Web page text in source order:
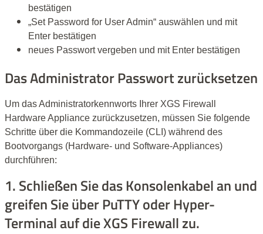
bestätigen
„Set Password for User Admin“ auswählen und mit
Enter bestätigen
neues Passwort vergeben und mit Enter bestätigen
Das Administrator Passwort zurücksetzen
Um dasAdministratorkennworts Ihrer XGS Firewall
Hardware Appliance zurückzusetzen, müssen Sie folgende
Schritte über die Kommandozeile (CLI) während des
Bootvorgangs (Hardware- und Software-Appliances)
durchführen:
1. Schließen Sie das Konsolenkabel an und
greifen Sie über PuTTY oder Hyper-
Terminal auf die XGS Firewall zu.